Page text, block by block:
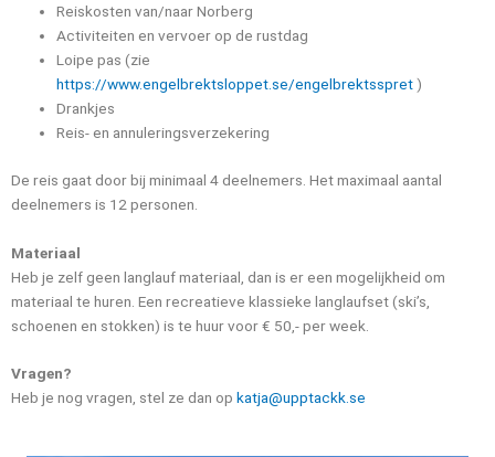
Reiskosten van/naar Norberg
Activiteiten en vervoer op de rustdag
Loipe pas (zie
https://www.engelbrektsloppet.se/engelbrektsspret)
Drankjes
Reis- en annuleringsverzekering
De reis gaat door bij minimaal 4 deelnemers. Het maximaal aantal
deelnemers is 12 personen.
Materiaal
Heb je zelf geen langlauf materiaal, dan is er een mogelijkheid om
materiaal te huren. Een recreatieve klassieke langlaufset (ski’s,
schoenen en stokken) is te huur voor € 50,- per week.
Vragen?
Heb je nog vragen, stel ze dan op katja@upptackk.se